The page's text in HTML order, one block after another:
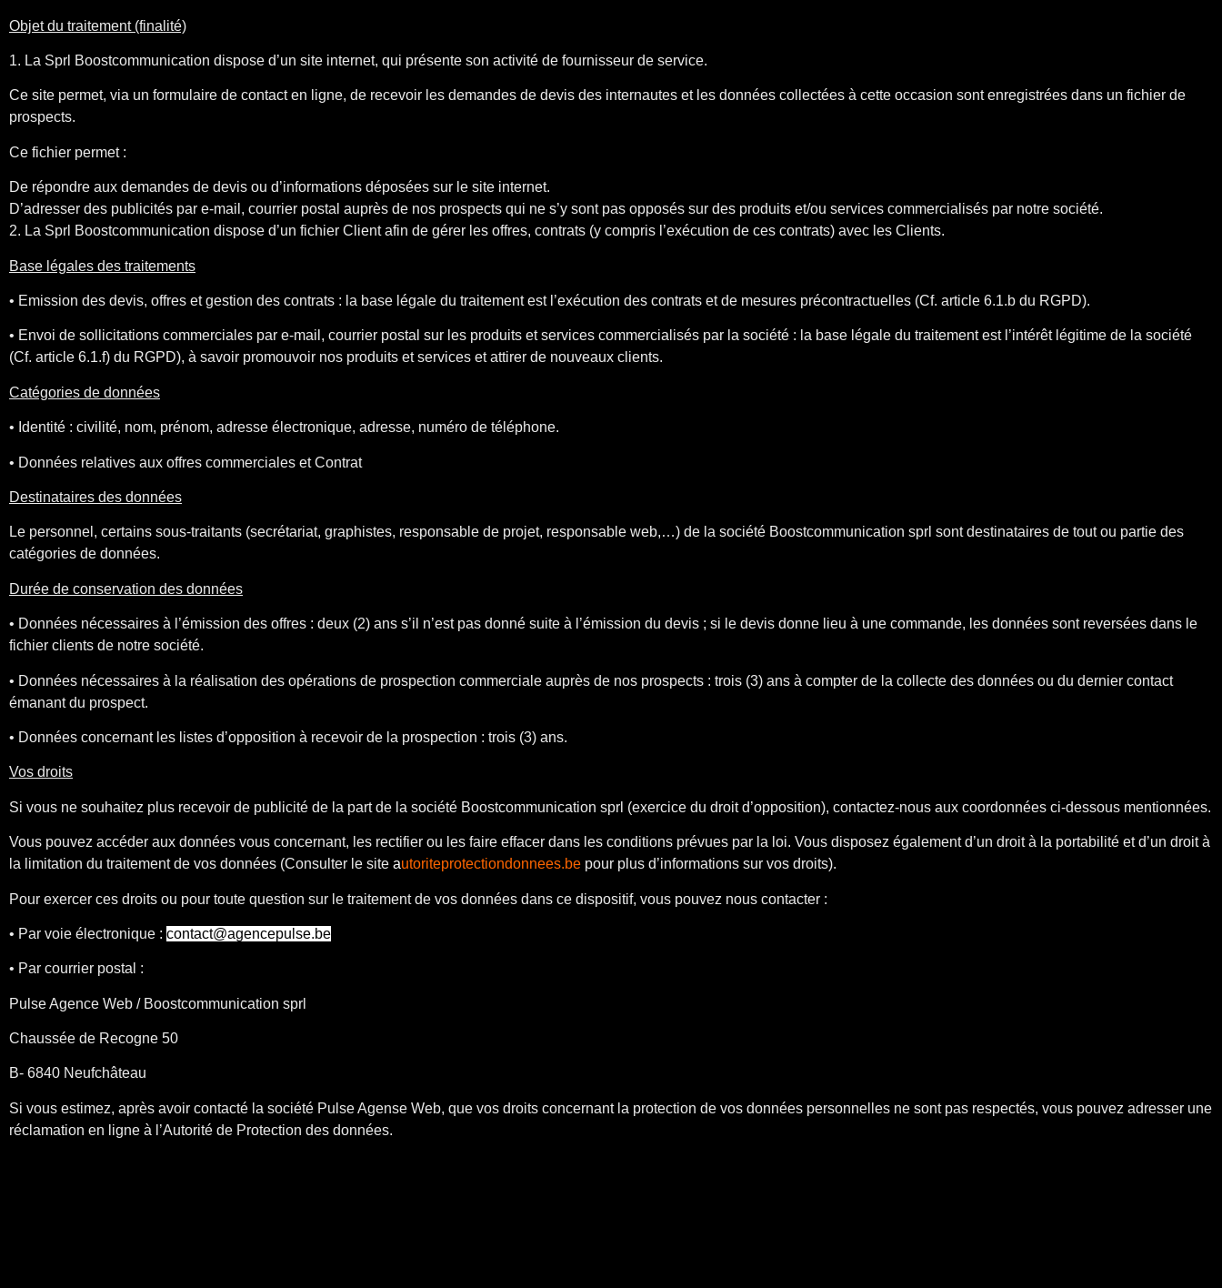
Objet du traitement (finalité)
1. La Sprl Boostcommunication dispose d’un site internet, qui présente son activité de fournisseur de service.
Ce site permet, via un formulaire de contact en ligne, de recevoir les demandes de devis des internautes et les données collectées à cette occasion sont enregistrées dans un fichier de
prospects.
Ce fichier permet :
De répondre aux demandes de devis ou d’informations déposées sur le site internet.
D’adresser des publicités par e-mail, courrier postal auprès de nos prospects qui ne s’y sont pas opposés sur des produits et/ou services commercialisés par notre société.
2. La Sprl Boostcommunication dispose d’un fichier Client afin de gérer les offres, contrats (y compris l’exécution de ces contrats) avec les Clients.
Base légales des traitements
• Emission des devis, offres et gestion des contrats : la base légale du traitement est l’exécution des contrats et de mesures précontractuelles (Cf. article 6.1.b du RGPD).
• Envoi de sollicitations commerciales par e-mail, courrier postal sur les produits et services commercialisés par la société : la base légale du traitement est l’intérêt légitime de la société
(Cf. article 6.1.f) du RGPD), à savoir promouvoir nos produits et services et attirer de nouveaux clients.
Catégories de données
• Identité : civilité, nom, prénom, adresse électronique, adresse, numéro de téléphone.
• Données relatives aux offres commerciales et Contrat
Destinataires des données
Le personnel, certains sous-traitants (secrétariat, graphistes, responsable de projet, responsable web,…) de la société Boostcommunication sprl sont destinataires de tout ou partie des
catégories de données.
Durée de conservation des données
• Données nécessaires à l’émission des offres : deux (2) ans s’il n’est pas donné suite à l’émission du devis ; si le devis donne lieu à une commande, les données sont reversées dans le
fichier clients de notre société.
• Données nécessaires à la réalisation des opérations de prospection commerciale auprès de nos prospects : trois (3) ans à compter de la collecte des données ou du dernier contact
émanant du prospect.
• Données concernant les listes d’opposition à recevoir de la prospection : trois (3) ans.
Vos droits
Si vous ne souhaitez plus recevoir de publicité de la part de la société Boostcommunication sprl (exercice du droit d’opposition), contactez-nous aux coordonnées ci-dessous mentionnées.
Vous pouvez accéder aux données vous concernant, les rectifier ou les faire effacer dans les conditions prévues par la loi. Vous disposez également d’un droit à la portabilité et d’un droit à
la limitation du traitement de vos données (Consulter le site autoriteprotectiondonnees.be pour plus d’informations sur vos droits).
Pour exercer ces droits ou pour toute question sur le traitement de vos données dans ce dispositif, vous pouvez nous contacter :
• Par voie électronique : contact@agencepulse.be
• Par courrier postal :
Pulse Agence Web / Boostcommunication sprl
Chaussée de Recogne 50
B- 6840 Neufchâteau
Si vous estimez, après avoir contacté la société Pulse Agense Web, que vos droits concernant la protection de vos données personnelles ne sont pas respectés, vous pouvez adresser une
réclamation en ligne à l’Autorité de Protection des données.